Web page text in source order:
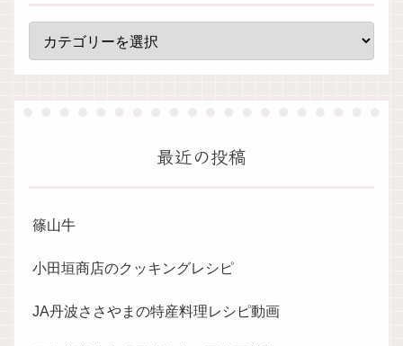
最近の投稿
篠山牛
小田垣商店のクッキングレシピ
JA丹波ささやまの特産料理レシピ動画